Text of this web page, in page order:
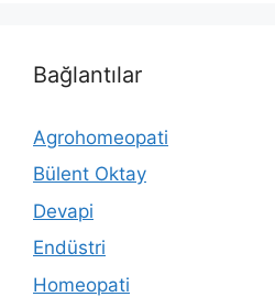
Bağlantılar
Agrohomeopati
Bülent Oktay
Devapi
Endüstri
Homeopati